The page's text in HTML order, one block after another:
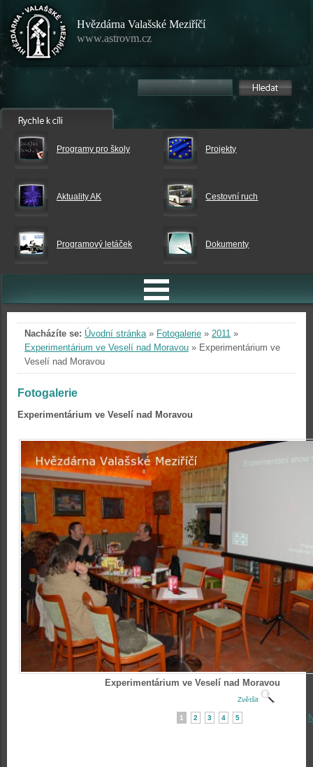
Hvězdárna Valašské Meziříčí
www.astrovm.cz
Programy pro školy Projekty
Aktuality AK Cestovní ruch
Programový letáček Dokumenty
Nacházíte se: Úvodní stránka» Fotogalerie » 2011 »
Experimentárium ve Veselí nad Moravou » Experimentárium ve
Veselí nad Moravou
Fotogalerie
Experimentárium ve Veselí nad Moravou
Experimentárium ve Veselí nad Moravou
Zvětšit
1 2 3 4 5